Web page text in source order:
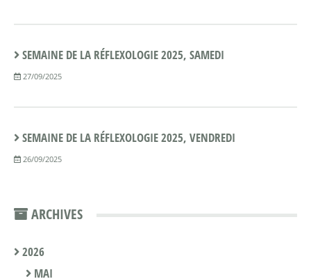
SEMAINE DE LA RÉFLEXOLOGIE 2025, SAMEDI
27/09/2025
SEMAINE DE LA RÉFLEXOLOGIE 2025, VENDREDI
26/09/2025
ARCHIVES
2026
MAI